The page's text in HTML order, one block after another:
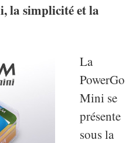
la simplicité et la
La
PowerGo
Mini se
présente
sous la